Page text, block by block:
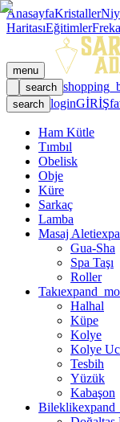
AnasayfaKristaller
HaritasıEğitimler
menu
search
search loginGİRİŞ
Ham Kütle
Tımbıl
Obelisk
Obje
Küre
Sarkaç
Lamba
Masaj Aleti
Gua-Sha
Spa Taşı
Roller
Takı
Halhal
Küpe
Kolye
Kolye
Tesbih
Yüzük
Kabaşon
Bileklik